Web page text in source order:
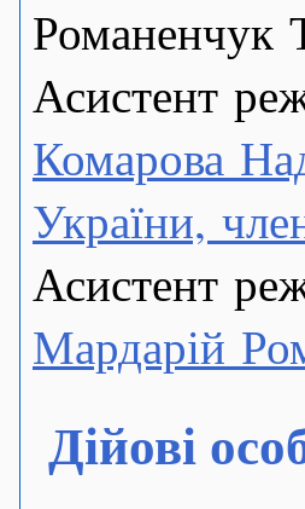
Романенчук
Асистент
Комарова
України,
Асистент
Мардарій
Дійові